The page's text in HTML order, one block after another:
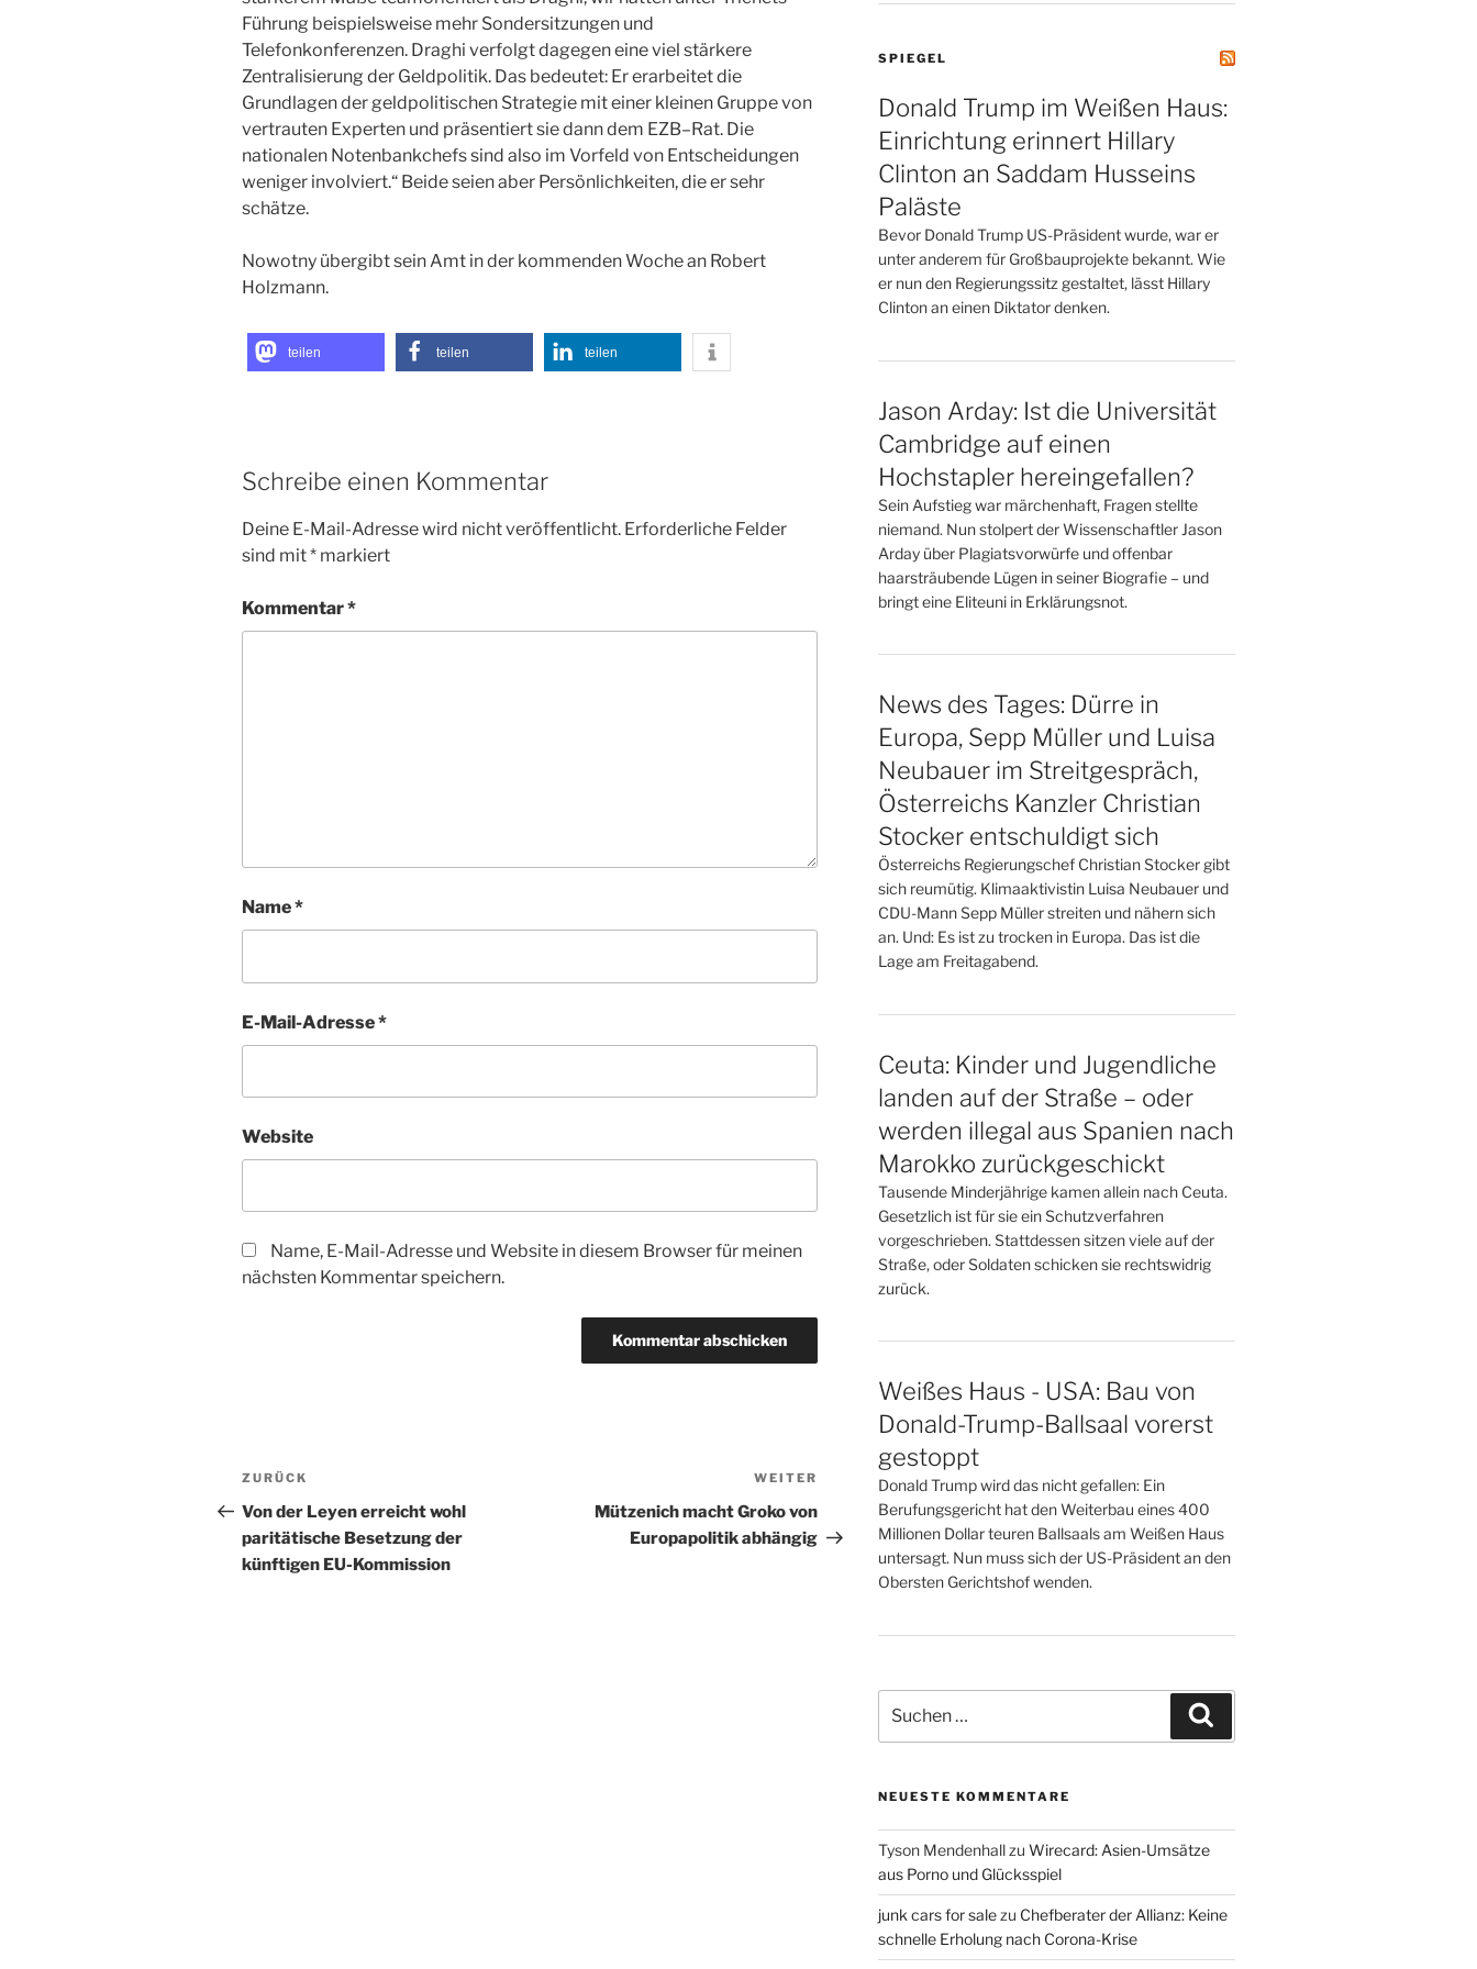
Führung beispielsweise mehr Sondersitzungen und
Telefonkonferenzen. Draghi verfolgt dagegen eine viel stärkere
Zentralisierung der Geldpolitik. Das bedeutet: Er erarbeitet die
Grundlagen der geldpolitischen Strategie mit einer kleinen Gruppe von
vertrauten Experten und präsentiert sie dann dem EZB–Rat. Die
nationalen Notenbankchefs sind also im Vorfeld von Entscheidungen
weniger involviert.“ Beide seien aber Persönlichkeiten, die er sehr
schätze.
Nowotny übergibt sein Amt in der kommenden Woche an Robert
Holzmann.
teilen teilen teilen
Schreibe einen Kommentar
Deine E-Mail-Adresse wird nicht veröffentlicht. Erforderliche Felder
sind mit* markiert
Kommentar*
Name*
E-Mail-Adresse*
Website
Name, E-Mail-Adresse und Website in diesem Browser für meinen
nächsten Kommentar speichern.
Beitragsnavigation
Vorheriger
Beitrag
ZURÜCK
Von der Leyen erreicht wohl
paritätische Besetzung der
künftigen EU-Kommission
Nächster
Beitrag
WEITER
Mützenich macht Groko von
Europapolitik abhängig
SPIEGEL
Donald Trump im Weißen Haus:
Einrichtung erinnert Hillary
Clinton an Saddam Husseins
Paläste
Bevor Donald Trump US-Präsident wurde, war er
unter anderem für Großbauprojekte bekannt. Wie
er nun den Regierungssitz gestaltet, lässt Hillary
Clinton an einen Diktator denken.
Jason Arday: Ist die Universität
Cambridge auf einen
Hochstapler hereingefallen?
Sein Aufstieg war märchenhaft, Fragen stellte
niemand. Nun stolpert der Wissenschaftler Jason
Arday über Plagiatsvorwürfe und offenbar
haarsträubende Lügen in seiner Biografie – und
bringt eine Eliteuni in Erklärungsnot.
News des Tages: Dürre in
Europa, Sepp Müller und Luisa
Neubauer im Streitgespräch,
Österreichs Kanzler Christian
Stocker entschuldigt sich
Österreichs Regierungschef Christian Stocker gibt
sich reumütig. Klimaaktivistin Luisa Neubauer und
CDU-Mann Sepp Müller streiten und nähern sich
an. Und: Es ist zu trocken in Europa. Das ist die
Lage am Freitagabend.
Ceuta: Kinder und Jugendliche
landen auf der Straße – oder
werden illegal aus Spanien nach
Marokko zurückgeschickt
Tausende Minderjährige kamen allein nach Ceuta.
Gesetzlich ist für sie ein Schutzverfahren
vorgeschrieben. Stattdessen sitzen viele auf der
Straße, oder Soldaten schicken sie rechtswidrig
zurück.
Weißes Haus - USA: Bau von
Donald-Trump-Ballsaal vorerst
gestoppt
Donald Trump wird das nicht gefallen: Ein
Berufungsgericht hat den Weiterbau eines 400
Millionen Dollar teuren Ballsaals am Weißen Haus
untersagt. Nun muss sich der US-Präsident an den
Obersten Gerichtshof wenden.
nach:
NEUESTE KOMMENTARE
Tyson Mendenhallzu Wirecard: Asien-Umsätze
aus Porno und Glücksspiel
junk cars for salezu Chefberater der Allianz: Keine
schnelle Erholung nach Corona-Krise